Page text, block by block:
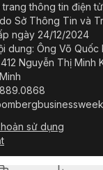
thông tin điện
Sở Thông Tin và
ngày 24/12/2024
dung: Ông Võ Quốc
412 Nguyễn Thị Minh
sử dụng
Công ty Cổ